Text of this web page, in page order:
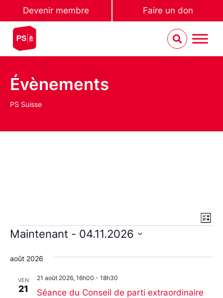
Devenir membre Faire un don
Évènements
PS Suisse
de
Liste
Maintenant - 04.11.2026
une
date.
août 2026
VEN
21 Séance du Conseil de parti extraordinaire
21 août 2026, 16h00 - 18h30